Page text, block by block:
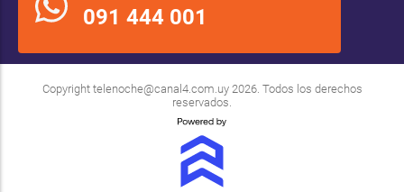
091 444 001
Copyright telenoche@canal4.com.uy2026. Todos los derechos
reservados.